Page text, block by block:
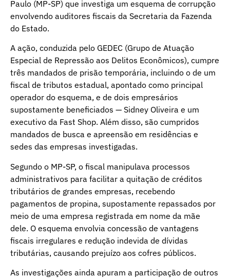
Paulo (MP-SP) que investiga um esquema de corrupção
envolvendo auditores fiscais da Secretaria da Fazenda
do Estado.
A ação, conduzida pelo GEDEC (Grupo de Atuação
Especial de Repressão aos Delitos Econômicos), cumpre
três mandados de prisão temporária, incluindo o de um
fiscal de tributos estadual, apontado como principal
operador do esquema, e de dois empresários
supostamente beneficiados — Sidney Oliveira e um
executivo da Fast Shop. Além disso, são cumpridos
mandados de busca e apreensão em residências e
sedes das empresas investigadas.
Segundo o MP-SP, o fiscal manipulava processos
administrativos para facilitar a quitação de créditos
tributários de grandes empresas, recebendo
pagamentos de propina, supostamente repassados por
meio de uma empresa registrada em nome da mãe
dele. O esquema envolvia concessão de vantagens
fiscais irregulares e redução indevida de dívidas
tributárias, causando prejuízo aos cofres públicos.
As investigações ainda apuram a participação de outros